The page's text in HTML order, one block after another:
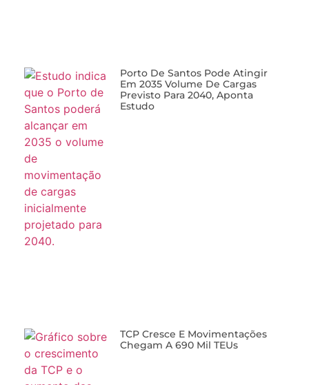
Porto De Santos Pode Atingir
Em 2035 Volume De Cargas
Previsto Para 2040, Aponta
Estudo
TCP Cresce E Movimentações
Chegam A 690 Mil TEUs